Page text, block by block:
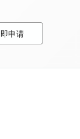
申请